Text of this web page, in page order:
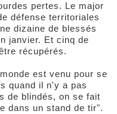
pertes. Le major
défense territoriales
dizaine de blessés
janvier. Et cinq de
récupérés.
est venu pour se
quand il n'y a pas
de blindés, on se fait
dans un stand de tir".